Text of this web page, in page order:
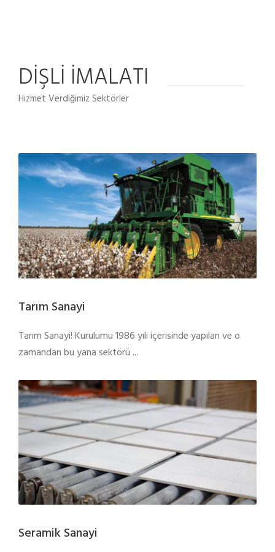
DİŞLİ İMALATI
Hizmet Verdiğimiz Sektörler
Tarım Sanayi
Tarım Sanayi! Kurulumu 1986 yılı içerisinde yapılan ve o
zamandan bu yana sektörü ...
Seramik Sanayi